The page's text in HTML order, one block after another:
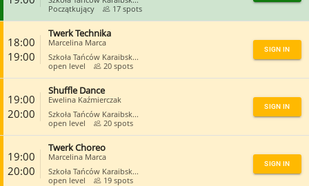
Początkujący
17 spots
18:00
19:00
Twerk Technika
Marcelina Marca
Szkoła Tańców Karaibsk...
open level
20 spots
SIGN IN
19:00
20:00
Shuffle Dance
Ewelina Kaźmierczak
Szkoła Tańców Karaibsk...
open level
20 spots
SIGN IN
19:00
20:00
Twerk Choreo
Marcelina Marca
Szkoła Tańców Karaibsk...
open level
19 spots
SIGN IN